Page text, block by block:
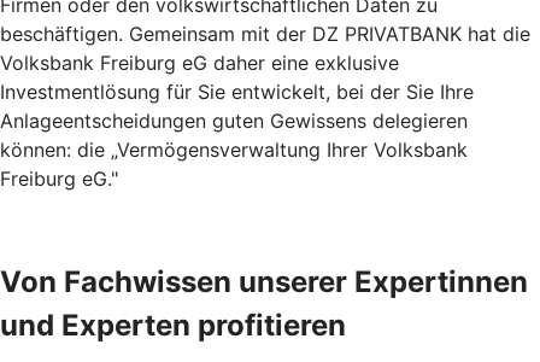
beschäftigen. Gemeinsam mit der DZ PRIVATBANK hat die
Volksbank Freiburg eG daher eine exklusive
Investmentlösung für Sie entwickelt, bei der Sie Ihre
Anlageentscheidungen guten Gewissens delegieren
können: die „Vermögensverwaltung Ihrer Volksbank
Freiburg eG."
Von Fachwissen unserer Expertinnen
und Experten profitieren